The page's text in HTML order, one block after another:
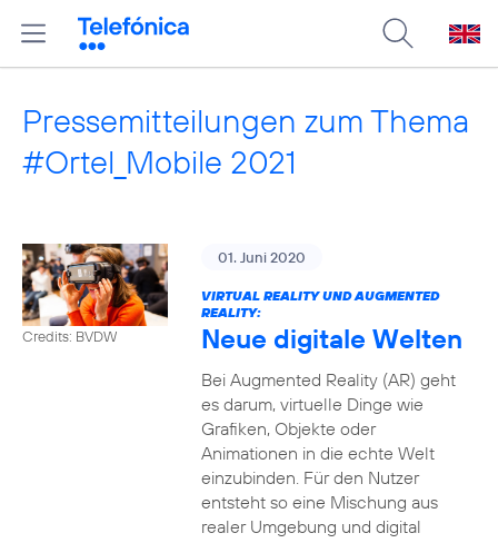
Pressemitteilungen zum Thema
#Ortel_Mobile 2021
Credits: BVDW
01. Juni 2020
VIRTUAL REALITY UND AUGMENTED
REALITY:
Neue digitale Welten
Bei Augmented Reality (AR) geht
es darum, virtuelle Dinge wie
Grafiken, Objekte oder
Animationen in die echte Welt
einzubinden. Für den Nutzer
entsteht so eine Mischung aus
realer Umgebung und digital